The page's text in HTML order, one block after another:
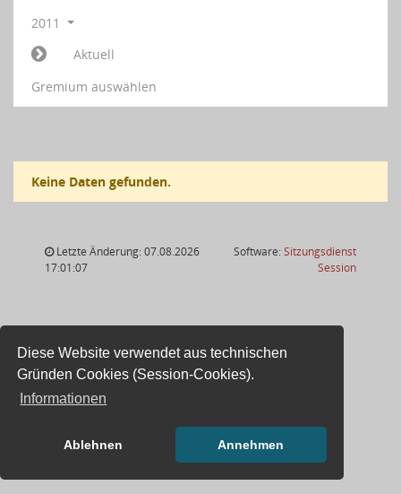
Diese Website verwendet aus technischen
Gründen Cookies (Session-Cookies).
Informationen
Ablehnen Annehmen
2011
Aktuell
Gremium auswählen
Keine Daten gefunden.
Letzte Änderung: 07.08.2026
17:01:07
Software:Sitzungsdienst
Session(Wird in